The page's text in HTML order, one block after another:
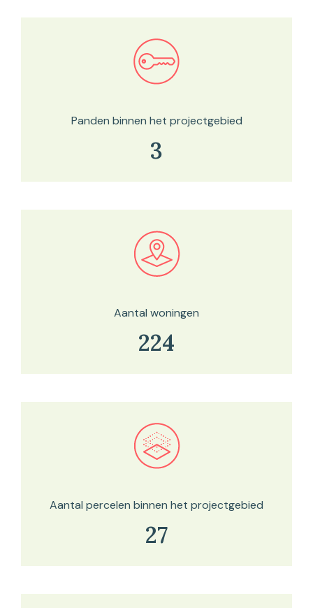
Bekijk in onze kaartviewer
Panden binnen het projectgebied
3
Bekijk in onze kaartviewer
Aantal woningen
224
Bekijk in onze kaartviewer
Aantal percelen binnen het projectgebied
27